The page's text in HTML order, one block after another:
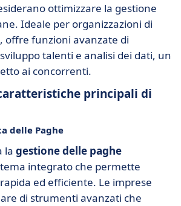
ottimizzare la gestione
Ideale per organizzazioni di
offre funzioni avanzate di
talenti e analisi dei dati, un
ai concorrenti.
principali di
delle Paghe
la gestione delle paghe
integrato che permette
ed efficiente. Le imprese
di strumenti avanzati che